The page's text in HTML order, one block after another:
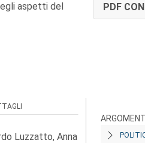
aspetti del
PDF
Luzzatto, Anna